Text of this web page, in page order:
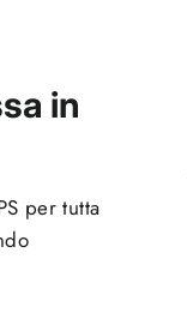
in
per tutta